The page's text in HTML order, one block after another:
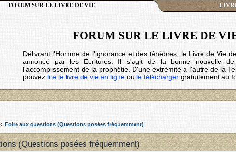
FORUM SUR LE LIVRE DE VIE
FORUM SUR LE LIVRE DE
Délivrant l'Homme de l'ignorance et des ténèbres, le Livre de Vie
annoncé par les Écritures. Il s'agit de la bonne nouvelle
l'accomplissement de la prophétie. D'une extrémité à l'autre de la
pouvez lire le livre de vie en ligne ou le télécharger gratuitement au
Foire aux questions (Questions posées fréquemment)
(Questions posées fréquemment)